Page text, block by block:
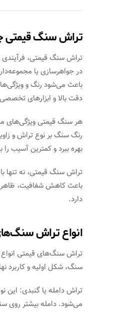
تراش سنگ
تراش سنگ قیمتی،
در جواهرسازی یا
باعث می‌شود رنگ و
دقت بالا و ابزارهای
هر سنگ قیمتی ویژگی‌های
رنگ سنگ بر نوع تراش و
بهره ببرد و کمترین آسیب را
تراش سنگ قیمتی، نه
باعث کاهش شفافیت، ظاهر
دارد.
انواع تراش
تراش سنگ‌های قیمتی انواع
سنگ، شکل اولیه و کاربرد
تراش دامله یا گنبدی:
می‌شود. دامله بیشتر روی